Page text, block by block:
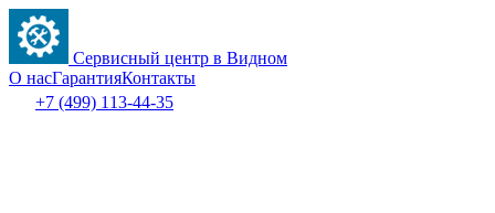
Сервисный центр в Видном
О насГарантияКонтакты
+7 (499) 113-44-35